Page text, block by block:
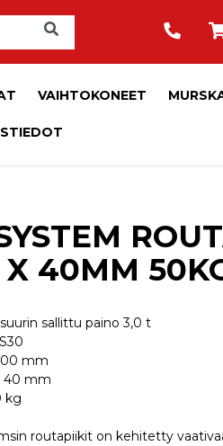
VAIHTOKONEET
40MM
sallittu paino 3,0 t
mm
40 mm
kg
routapiikit on kehitetty